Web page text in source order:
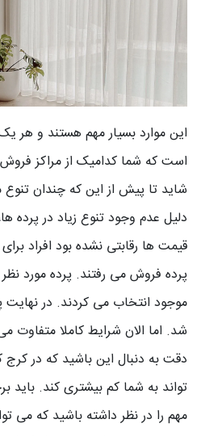
این موارد بسیار مهم هستند و هر
است که شما کدامیک از مراکز فروش
شاید تا پیش از این که چندان تنوع
دلیل عدم وجود تنوع زیاد در پرده
قیمت ها رقابتی نشده بود افراد
پرده فروش می رفتند. پرده مورد
موجود انتخاب می کردند. در
شد. اما الان شرایط کاملا متفاوت
دقت به دنبال این باشید که در
تواند به شما کم بیشتری کند. باید
مهم را در نظر داشته باشید که می